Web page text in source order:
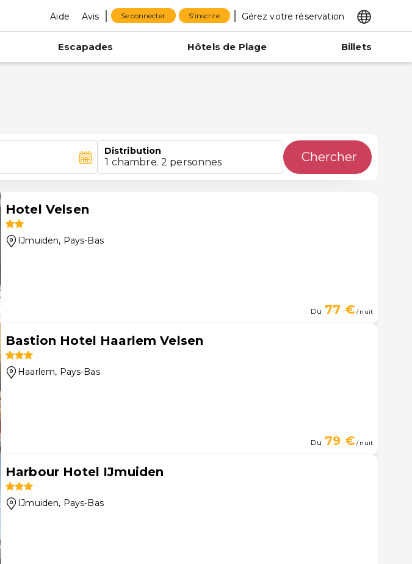
Aide Avis Se connecter S'inscrire Gérez votre réservation
Escapades Hôtels de Plage Billets
Distribution
1 chambre. 2 personnes Chercher
Hotel Velsen
IJmuiden, Pays-Bas
Du 77 €/ nuit
Bastion Hotel Haarlem Velsen
Haarlem, Pays-Bas
Du 79 €/ nuit
Harbour Hotel IJmuiden
IJmuiden, Pays-Bas